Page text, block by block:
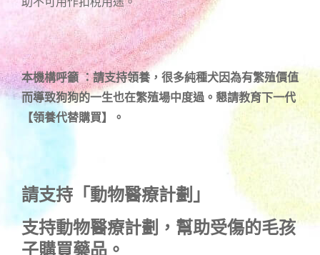
本機構呼籲 ：請支持領養，很多純種犬因為有繁殖價值
而導致狗狗的一生也在繁殖場中度過。懇請教育下一代
【領養代替購買】。
請支持「動物醫療計劃」
支持動物醫療計劃 ，幫助受傷的毛孩
子購買藥品。